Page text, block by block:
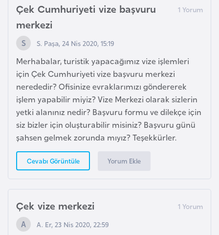
Çek Cumhuriyeti vize başvuru
merkezi
S. Paşa, 24 Nis 2020, 15:19
Merhabalar, turistik yapacağımız vize işlemleri
için Çek Cumhuriyeti vize başvuru merkezi
nerededir? Ofisinize evraklarımızı göndererek
işlem yapabilir miyiz? Vize Merkezi olarak sizlerin
yetki alanınız nedir? Başvuru formu ve dilekçe için
siz bizler için oluşturabilir misiniz? Başvuru günü
şahsen gelmek zorunda mıyız? Teşekkürler.
Cevabı Görüntüle Yorum Ekle
Çek vize merkezi
A. Er, 23 Nis 2020, 22:59
s
t
a
n
H
o
l
l
a
n
d
a
n
g